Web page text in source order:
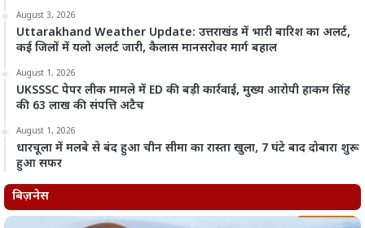
August 3, 2026
Uttarakhand Weather Update: उत्तराखंड में भारी बारिश का अलर्ट,
कई जिलों में यलो अलर्ट जारी, कैलास मानसरोवर मार्ग बहाल
August 1, 2026
UKSSSC पेपर लीक मामले में ED की बड़ी कार्रवाई, मुख्य आरोपी हाकम सिंह
की 63 लाख की संपत्ति अटैच
August 1, 2026
धारचूला में मलबे से बंद हुआ चीन सीमा का रास्ता खुला, 7 घंटे बाद दोबारा शुरू
हुआ सफर
बिज़नेस